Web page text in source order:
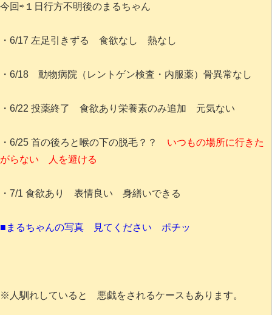
今回⇨１日行方不明後のまるちゃん
・6/17 左足引きずる 食欲なし 熱なし
・6/18 動物病院（レントゲン検査・内服薬）骨異常なし
・6/22 投薬終了 食欲あり栄養素のみ追加 元気ない
・6/25 首の後ろと喉の下の脱毛？？ いつもの場所に行きた
がらない 人を避ける
・7/1 食欲あり 表情良い 身繕いできる
■まるちゃんの写真 見てください ポチッ
※人馴れしていると 悪戯をされるケースもあります。